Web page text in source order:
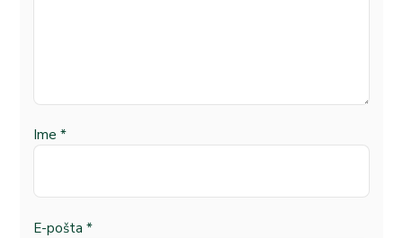
Ime *
E-pošta *